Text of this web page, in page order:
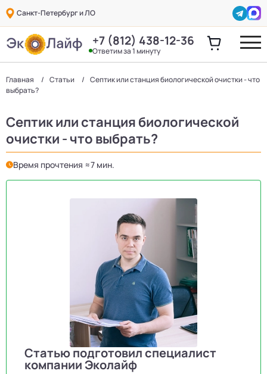
Санкт-Петербург и ЛО
+7 (812) 438-12-36
Ответим за 1 минуту
Главная Статьи
Септик или станция биологической очистки - что
выбрать?
Септик или станция биологической
очистки - что выбрать?
Время прочтения ≈7 мин.
Статью подготовил специалист
компании Эколайф